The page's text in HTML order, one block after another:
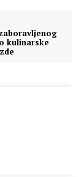
kulinarske